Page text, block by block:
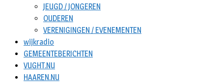
JEUGD / JONGEREN
OUDEREN
VERENIGINGEN / EVENEMENTEN
wijkradio
GEMEENTEBERICHTEN
VUGHT.NU
HAAREN.NU